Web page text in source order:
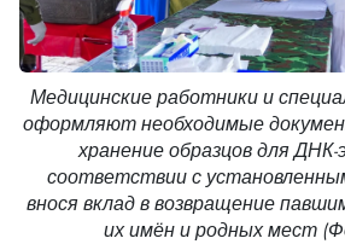
Медицинские работники и
оформляют необходимые
хранение образцов для ДНК-
соответствии с
внося вклад в возвращение
их имён и родных мест